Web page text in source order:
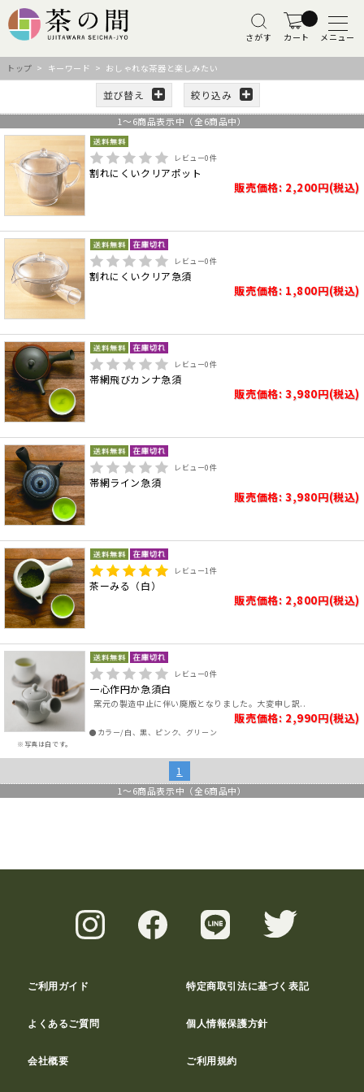
さがす カート メニュー
トップ > キーワード > おしゃれな茶器と楽しみたい
並び替え 絞り込み
1 ～6商品表示中（全6商品中）
レビュー0件
割れにくいクリアポット
販売価格: 2,200円(税込)
レビュー0件
割れにくいクリア急須
販売価格: 1,800円(税込)
レビュー0件
帯網飛びカンナ急須
販売価格: 3,980円(税込)
レビュー0件
帯網ライン急須
販売価格: 3,980円(税込)
レビュー1件
茶ーみる（白）
販売価格: 2,800円(税込)
※写真は白です。
レビュー0件
一心作円か急須白
窯元の製造中止に伴い廃版となりました。大変申し訳..
販売価格: 2,990円(税込)
●カラー/白、黒、ピンク、グリーン
1
1 ～6商品表示中（全6商品中）
ご利用ガイド 特定商取引法に基づく表記
よくあるご質問 個人情報保護方針
会社概要 ご利用規約